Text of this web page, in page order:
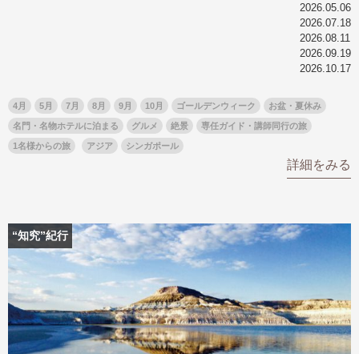
2026.05.06
2026.07.18
2026.08.11
2026.09.19
2026.10.17
4月 5月 7月 8月 9月 10月 ゴールデンウィーク お盆・夏休み
名門・名物ホテルに泊まる グルメ 絶景 専任ガイド・講師同行の旅
1名様からの旅 アジア シンガポール
詳細をみる
“知究”紀行